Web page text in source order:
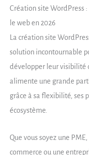
Création site WordPress
le web en 2026
La création site
solution incontournable
développer leur visibilité
alimente une grande
grâce à sa flexibilité, ses
écosystème.
Que vous soyez une
commerce ou une